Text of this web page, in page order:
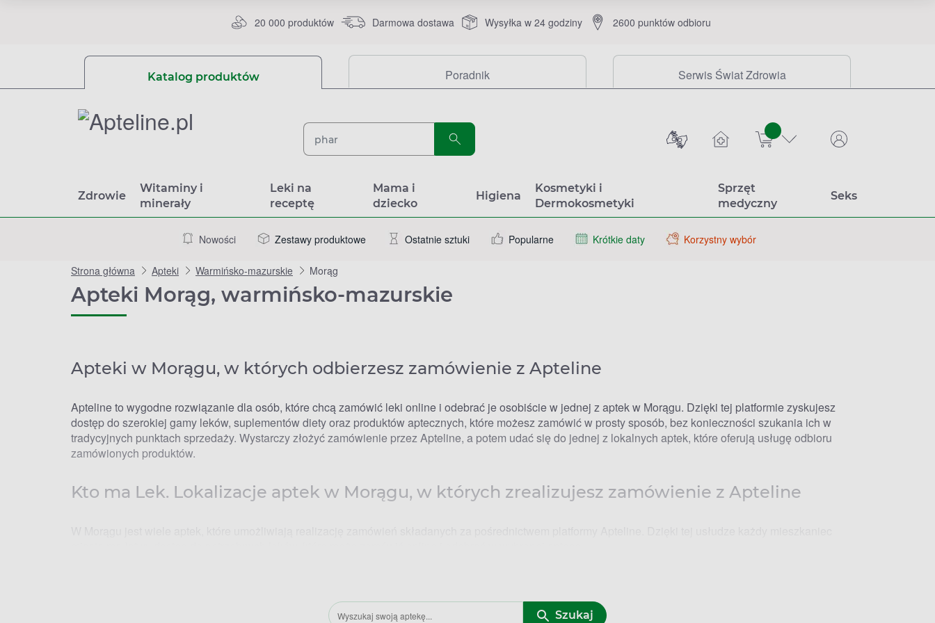
20 000 produktów Darmowa dostawa Wysyłka w 24 godziny 2600 punktów odbioru
Katalog produktów Poradnik Serwis Świat Zdrowia
sztuk
Zdrowie
Witaminy i
minerały
Leki na
receptę
Mama i
dziecko
Higiena
Kosmetyki i
Dermokosmetyki
Sprzęt
medyczny
Seks
Nowości Zestawy produktowe Ostatnie sztuki Popularne Krótkie daty Korzystny wybór
Strona główna Apteki Warmińsko-mazurskie Morąg
Apteki Morąg, warmińsko-mazurskie
Apteki w Morągu, w których odbierzesz zamówienie z Apteline
Apteline to wygodne rozwiązanie dla osób, które chcą zamówić leki online i odebrać je osobiście w jednej z aptek w Morągu. Dzięki tej platformie zyskujesz
dostęp do szerokiej gamy leków, suplementów diety oraz produktów aptecznych, które możesz zamówić w prosty sposób, bez konieczności szukania ich w
tradycyjnych punktach sprzedaży. Wystarczy złożyć zamówienie przez Apteline, a potem udać się do jednej z lokalnych aptek, które oferują usługę odbioru
zamówionych produktów.
Kto ma Lek. Lokalizacje aptek w Morągu, w których zrealizujesz zamówienie z Apteline
Apteki w Morągu – godziny otwarcia Szukaj